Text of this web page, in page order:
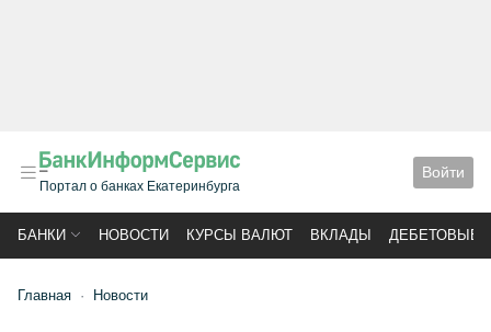
Портал о банках Екатеринбурга
Войти
БАНКИ НОВОСТИ КУРСЫ ВАЛЮТ ВКЛАДЫ ДЕБЕТОВЫЕ
Главная Новости